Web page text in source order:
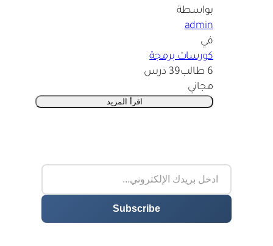
بواسطة
admin
في
كورسات برمجة
6 طالب
39 درس
مجاني
اقرأ المزيد